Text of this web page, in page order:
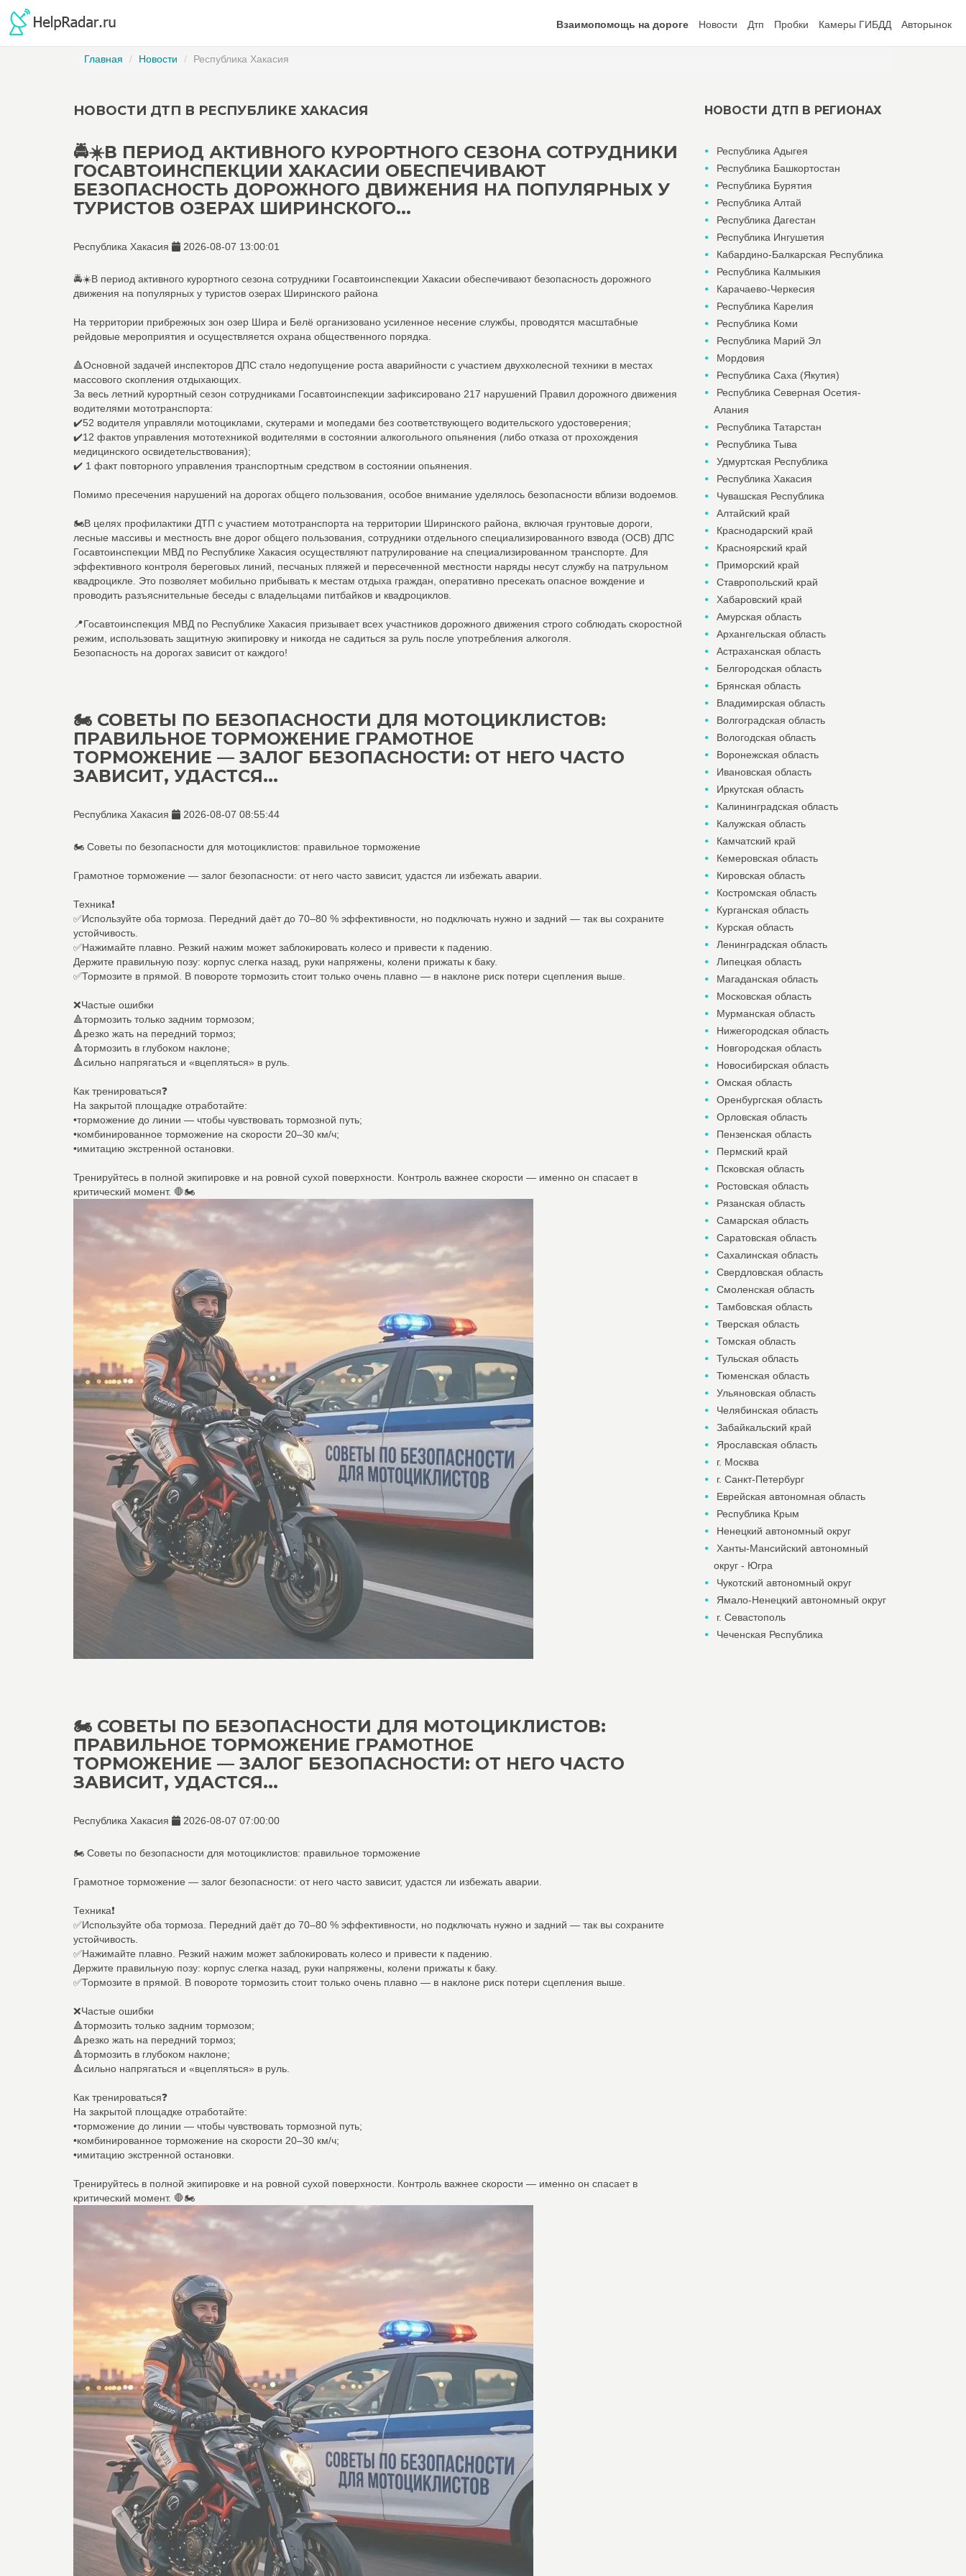
Взаимопомощь на дороге Новости Дтп Пробки Камеры ГИБДД Авторынок
Главная Новости Республика Хакасия
НОВОСТИ ДТП В РЕСПУБЛИКЕ ХАКАСИЯ
🚔☀️В ПЕРИОД АКТИВНОГО КУРОРТНОГО СЕЗОНА СОТРУДНИКИ
ГОСАВТОИНСПЕКЦИИ ХАКАСИИ ОБЕСПЕЧИВАЮТ
БЕЗОПАСНОСТЬ ДОРОЖНОГО ДВИЖЕНИЯ НА ПОПУЛЯРНЫХ У
ТУРИСТОВ ОЗЕРАХ ШИРИНСКОГО...
Республика Хакасия 2026-08-07 13:00:01
🚔☀️В период активного курортного сезона сотрудники Госавтоинспекции Хакасии обеспечивают безопасность дорожного
движения на популярных у туристов озерах Ширинского района
На территории прибрежных зон озер Шира и Белё организовано усиленное несение службы, проводятся масштабные
рейдовые мероприятия и осуществляется охрана общественного порядка.
🔺Основной задачей инспекторов ДПС стало недопущение роста аварийности с участием двухколесной техники в местах
массового скопления отдыхающих.
За весь летний курортный сезон сотрудниками Госавтоинспекции зафиксировано 217 нарушений Правил дорожного движения
водителями мототранспорта:
✔️52 водителя управляли мотоциклами, скутерами и мопедами без соответствующего водительского удостоверения;
✔️12 фактов управления мототехникой водителями в состоянии алкогольного опьянения (либо отказа от прохождения
медицинского освидетельствования);
✔️ 1 факт повторного управления транспортным средством в состоянии опьянения.
Помимо пресечения нарушений на дорогах общего пользования, особое внимание уделялось безопасности вблизи водоемов.
🏍️В целях профилактики ДТП с участием мототранспорта на территории Ширинского района, включая грунтовые дороги,
лесные массивы и местность вне дорог общего пользования, сотрудники отдельного специализированного взвода (ОСВ) ДПС
Госавтоинспекции МВД по Республике Хакасия осуществляют патрулирование на специализированном транспорте. Для
эффективного контроля береговых линий, песчаных пляжей и пересеченной местности наряды несут службу на патрульном
квадроцикле. Это позволяет мобильно прибывать к местам отдыха граждан, оперативно пресекать опасное вождение и
проводить разъяснительные беседы с владельцами питбайков и квадроциклов.
📍Госавтоинспекция МВД по Республике Хакасия призывает всех участников дорожного движения строго соблюдать скоростной
режим, использовать защитную экипировку и никогда не садиться за руль после употребления алкоголя.
Безопасность на дорогах зависит от каждого!
🏍 СОВЕТЫ ПО БЕЗОПАСНОСТИ ДЛЯ МОТОЦИКЛИСТОВ:
ПРАВИЛЬНОЕ ТОРМОЖЕНИЕ ГРАМОТНОЕ
ТОРМОЖЕНИЕ — ЗАЛОГ БЕЗОПАСНОСТИ: ОТ НЕГО ЧАСТО
ЗАВИСИТ, УДАСТСЯ...
Республика Хакасия 2026-08-07 08:55:44
🏍 Советы по безопасности для мотоциклистов: правильное торможение
Грамотное торможение — залог безопасности: от него часто зависит, удастся ли избежать аварии.
Техника❗️
✅Используйте оба тормоза. Передний даёт до 70–80 % эффективности, но подключать нужно и задний — так вы сохраните
устойчивость.
✅Нажимайте плавно. Резкий нажим может заблокировать колесо и привести к падению.
Держите правильную позу: корпус слегка назад, руки напряжены, колени прижаты к баку.
✅Тормозите в прямой. В повороте тормозить стоит только очень плавно — в наклоне риск потери сцепления выше.
❌Частые ошибки
🔺тормозить только задним тормозом;
🔺резко жать на передний тормоз;
🔺тормозить в глубоком наклоне;
🔺сильно напрягаться и «вцепляться» в руль.
Как тренироваться❓
На закрытой площадке отработайте:
•торможение до линии — чтобы чувствовать тормозной путь;
•комбинированное торможение на скорости 20–30 км/ч;
•имитацию экстренной остановки.
Тренируйтесь в полной экипировке и на ровной сухой поверхности. Контроль важнее скорости — именно он спасает в
критический момент. 🛑🏍
🏍 СОВЕТЫ ПО БЕЗОПАСНОСТИ ДЛЯ МОТОЦИКЛИСТОВ:
ПРАВИЛЬНОЕ ТОРМОЖЕНИЕ ГРАМОТНОЕ
ТОРМОЖЕНИЕ — ЗАЛОГ БЕЗОПАСНОСТИ: ОТ НЕГО ЧАСТО
ЗАВИСИТ, УДАСТСЯ...
Республика Хакасия 2026-08-07 07:00:00
🏍 Советы по безопасности для мотоциклистов: правильное торможение
Грамотное торможение — залог безопасности: от него часто зависит, удастся ли избежать аварии.
Техника❗️
✅Используйте оба тормоза. Передний даёт до 70–80 % эффективности, но подключать нужно и задний — так вы сохраните
устойчивость.
✅Нажимайте плавно. Резкий нажим может заблокировать колесо и привести к падению.
Держите правильную позу: корпус слегка назад, руки напряжены, колени прижаты к баку.
✅Тормозите в прямой. В повороте тормозить стоит только очень плавно — в наклоне риск потери сцепления выше.
❌Частые ошибки
🔺тормозить только задним тормозом;
🔺резко жать на передний тормоз;
🔺тормозить в глубоком наклоне;
🔺сильно напрягаться и «вцепляться» в руль.
Как тренироваться❓
На закрытой площадке отработайте:
•торможение до линии — чтобы чувствовать тормозной путь;
•комбинированное торможение на скорости 20–30 км/ч;
•имитацию экстренной остановки.
Тренируйтесь в полной экипировке и на ровной сухой поверхности. Контроль важнее скорости — именно он спасает в
критический момент. 🛑🏍
НОВОСТИ ДТП В РЕГИОНАХ
Республика Адыгея
Республика Башкортостан
Республика Бурятия
Республика Алтай
Республика Дагестан
Республика Ингушетия
Кабардино-Балкарская Республика
Республика Калмыкия
Карачаево-Черкесия
Республика Карелия
Республика Коми
Республика Марий Эл
Мордовия
Республика Саха (Якутия)
Республика Северная Осетия-
Алания
Республика Татарстан
Республика Тыва
Удмуртская Республика
Республика Хакасия
Чувашская Республика
Алтайский край
Краснодарский край
Красноярский край
Приморский край
Ставропольский край
Хабаровский край
Амурская область
Архангельская область
Астраханская область
Белгородская область
Брянская область
Владимирская область
Волгоградская область
Вологодская область
Воронежская область
Ивановская область
Иркутская область
Калининградская область
Калужская область
Камчатский край
Кемеровская область
Кировская область
Костромская область
Курганская область
Курская область
Ленинградская область
Липецкая область
Магаданская область
Московская область
Мурманская область
Нижегородская область
Новгородская область
Новосибирская область
Омская область
Оренбургская область
Орловская область
Пензенская область
Пермский край
Псковская область
Ростовская область
Рязанская область
Самарская область
Саратовская область
Сахалинская область
Свердловская область
Смоленская область
Тамбовская область
Тверская область
Томская область
Тульская область
Тюменская область
Ульяновская область
Челябинская область
Забайкальский край
Ярославская область
г. Москва
г. Санкт-Петербург
Еврейская автономная область
Республика Крым
Ненецкий автономный округ
Ханты-Мансийский автономный
округ - Югра
Чукотский автономный округ
Ямало-Ненецкий автономный округ
г. Севастополь
Чеченская Республика